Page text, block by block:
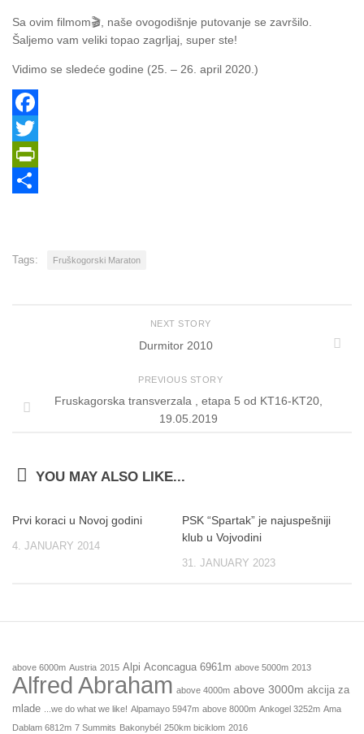
Sa ovim filmom🎬 , naše ovogodišnje putovanje se završilo.
Šaljemo vam veliki topao zagrljaj, super ste!
Vidimo se sledeće godine (25. – 26. april 2020.)
Facebook
Twitter
PrintFriendly
Tags: Fruškogorski Maraton
NEXT STORY
Durmitor 2010
PREVIOUS STORY
Fruskagorska transverzala , etapa 5 od KT16-KT20,
19.05.2019
YOU MAY ALSO LIKE...
Prvi koraci u Novoj godini
4. JANUARY 2014
PSK “Spartak” je najuspešniji
klub u Vojvodini
31. JANUARY 2023
above 6000m Austria 2015 Alpi Aconcagua 6961m above 5000m 2013
Alfred Abraham above 4000m above 3000m akcija za
mlade ...we do what we like! Alpamayo 5947m above 8000m Ankogel 3252m Ama
Dablam 6812m 7 Summits Bakonybél 250km biciklom 2016